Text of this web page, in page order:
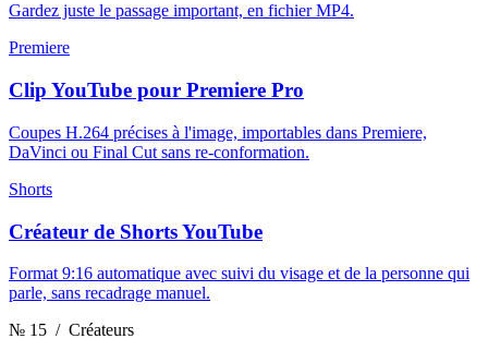
Gardez juste le passage important, en fichier MP4.
Premiere
Clip YouTube pour Premiere Pro
Coupes H.264 précises à l'image, importables dans Premiere,
DaVinci ou Final Cut sans re-conformation.
Shorts
Créateur de Shorts YouTube
Format 9:16 automatique avec suivi du visage et de la personne qui
parle, sans recadrage manuel.
№ 15 / Créateurs